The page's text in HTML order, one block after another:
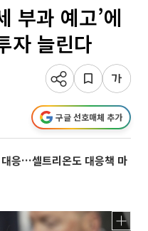
부과 예고’에
자 늘린다
구글 선호매체 추가
응…셀트리온도 대응책 마